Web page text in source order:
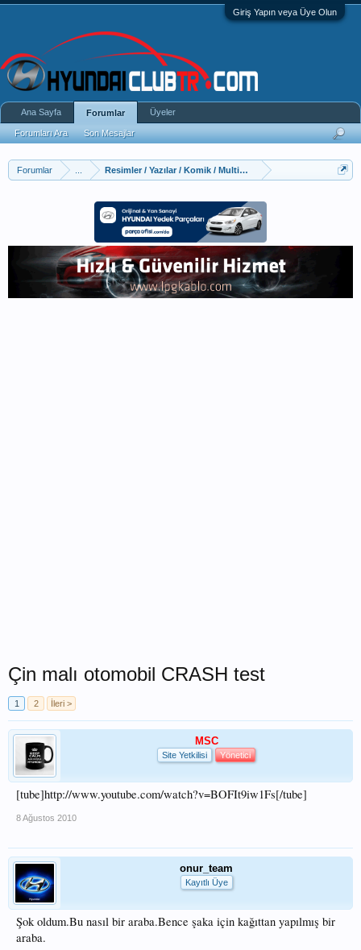
Giriş Yapın veya Üye Olun
Forumlar Resimler / Yazılar / Komik / Multimedya
Çin malı otomobil CRASH test
1 2 İleri >
MSC
Site Yetkilisi Yönetici
[tube]http://www.youtube.com/watch?v=BOFIt9iw1Fs[/tube]
8 Ağustos 2010
onur_team
Kayıtlı Üye
Şok oldum.Bu nasıl bir araba.Bence şaka için kağıttan yapılmış bir
araba.
Ana Sayfa Forumlar
Forumları Ara Son Mesajlar
Üyeler